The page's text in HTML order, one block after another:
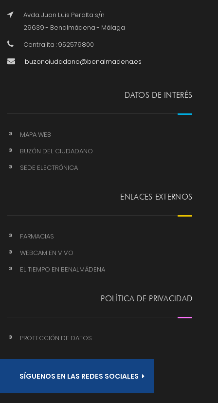
Avda. Juan Luis Peralta s/n
29639 - Benalmádena - Málaga
Centralita : 952579800
buzonciudadano@benalmadena.es
DATOS DE INTERÉS
MAPA WEB
BUZÓN DEL CIUDADANO
SEDE ELECTRÓNICA
ENLACES EXTERNOS
FARMACIAS
WEBCAM EN VIVO
EL TIEMPO EN BENALMÁDENA
POLÍTICA DE PRIVACIDAD
PROTECCIÓN DE DATOS
SÍGUENOS EN LAS REDES SOCIALES